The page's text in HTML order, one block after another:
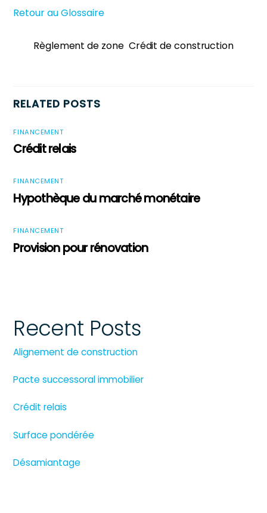
Retour au Glossaire
Règlement de zone Crédit de construction
RELATED POSTS
FINANCEMENT
Crédit relais
FINANCEMENT
Hypothèque du marché monétaire
FINANCEMENT
Provision pour rénovation
Recent Posts
Alignement de construction
Pacte successoral immobilier
Crédit relais
Surface pondérée
Désamiantage